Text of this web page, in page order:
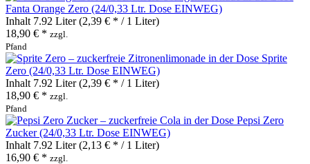
Fanta Orange Zero (24/0,33 Ltr. Dose EINWEG)
Inhalt 7.92 Liter(2,39 € * / 1 Liter)
18,90 € * zzgl.
Pfand
Sprite
Zero (24/0,33 Ltr. Dose EINWEG)
Inhalt 7.92 Liter(2,39 € * / 1 Liter)
18,90 € * zzgl.
Pfand
Pepsi Zero
Zucker (24/0,33 Ltr. Dose EINWEG)
Inhalt 7.92 Liter(2,13 € * / 1 Liter)
16,90 € * zzgl.